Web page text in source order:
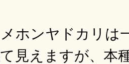
ホンヤドカリは
見えますが、本